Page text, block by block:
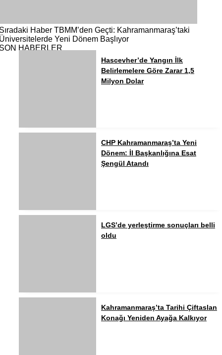
Haber TBMM’den Geçti: Kahramanmaraş’taki
Yeni Dönem Başlıyor
HABERLER
Hascevher’de Yangın İlk
Belirlemelere Göre Zarar 1,5
Milyon Dolar
CHP Kahramanmaraş’ta Yeni
Dönem: İl Başkanlığına Esat
Şengül Atandı
LGS’de yerleştirme sonuçları belli
oldu
Kahramanmaraş’ta Tarihi Çiftaslan
Konağı Yeniden Ayağa Kalkıyor